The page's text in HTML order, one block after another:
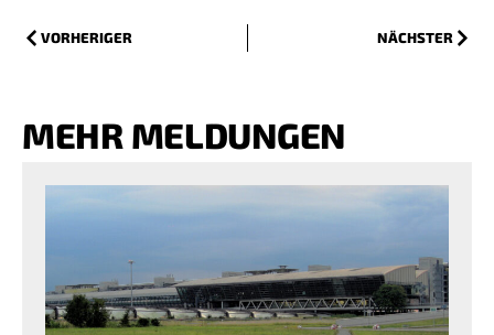
VORHERIGER NÄCHSTER
MEHR MELDUNGEN